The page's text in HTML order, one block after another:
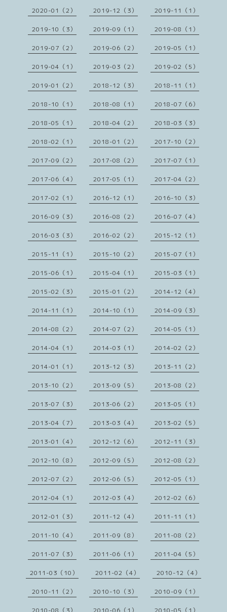
2020-01（2） 2019-12（3） 2019-11（1）
2019-10（3） 2019-09（1） 2019-08（1）
2019-07（2） 2019-06（2） 2019-05（1）
2019-04（1） 2019-03（2） 2019-02（5）
2019-01（2） 2018-12（3） 2018-11（1）
2018-10（1） 2018-08（1） 2018-07（6）
2018-05（1） 2018-04（2） 2018-03（3）
2018-02（1） 2018-01（2） 2017-10（2）
2017-09（2） 2017-08（2） 2017-07（1）
2017-06（4） 2017-05（1） 2017-04（2）
2017-02（1） 2016-12（1） 2016-10（3）
2016-09（3） 2016-08（2） 2016-07（4）
2016-03（3） 2016-02（2） 2015-12（1）
2015-11（1） 2015-10（2） 2015-07（1）
2015-06（1） 2015-04（1） 2015-03（1）
2015-02（3） 2015-01（2） 2014-12（4）
2014-11（1） 2014-10（1） 2014-09（3）
2014-08（2） 2014-07（2） 2014-05（1）
2014-04（1） 2014-03（1） 2014-02（2）
2014-01（1） 2013-12（3） 2013-11（2）
2013-10（2） 2013-09（5） 2013-08（2）
2013-07（3） 2013-06（2） 2013-05（1）
2013-04（7） 2013-03（4） 2013-02（5）
2013-01（4） 2012-12（6） 2012-11（3）
2012-10（8） 2012-09（5） 2012-08（2）
2012-07（2） 2012-06（5） 2012-05（1）
2012-04（1） 2012-03（4） 2012-02（6）
2012-01（3） 2011-12（4） 2011-11（1）
2011-10（4） 2011-09（8） 2011-08（2）
2011-07（3） 2011-06（1） 2011-04（5）
2011-03（10） 2011-02（4） 2010-12（4）
2010-11（2） 2010-10（3） 2010-09（1）
2010-08（3） 2010-06（1） 2010-05（1）